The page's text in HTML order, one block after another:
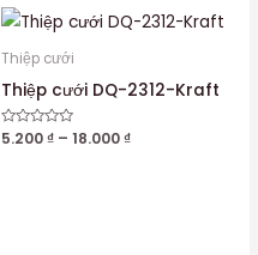
Thiệp cưới
Thiệp cưới DQ-2312-Kraft
Được
xếp
5.200₫ – 18.000₫